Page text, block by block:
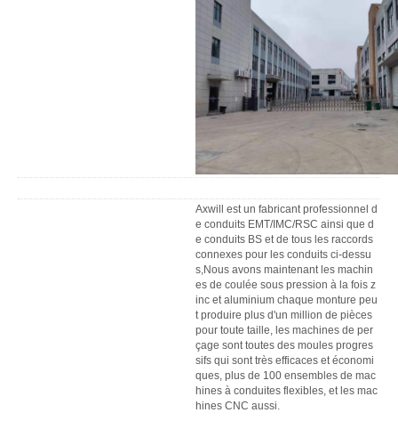
Axwill est un fabricant professionnel d
e conduits EMT/IMC/RSC ainsi que d
e conduits BS et de tous les raccords
connexes pour les conduits ci-dessu
s,Nous avons maintenant les machin
es de coulée sous pression à la fois z
inc et aluminium chaque monture peu
t produire plus d'un million de pièces
pour toute taille, les machines de per
çage sont toutes des moules progres
sifs qui sont très efficaces et économi
ques, plus de 100 ensembles de mac
hines à conduites flexibles, et les mac
hines CNC aussi.